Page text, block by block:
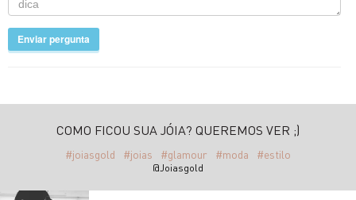
Enviar pergunta
COMO FICOU SUA JÓIA? QUEREMOS VER ;)
#joiasgold #joias #glamour #moda #estilo
@Joiasgold